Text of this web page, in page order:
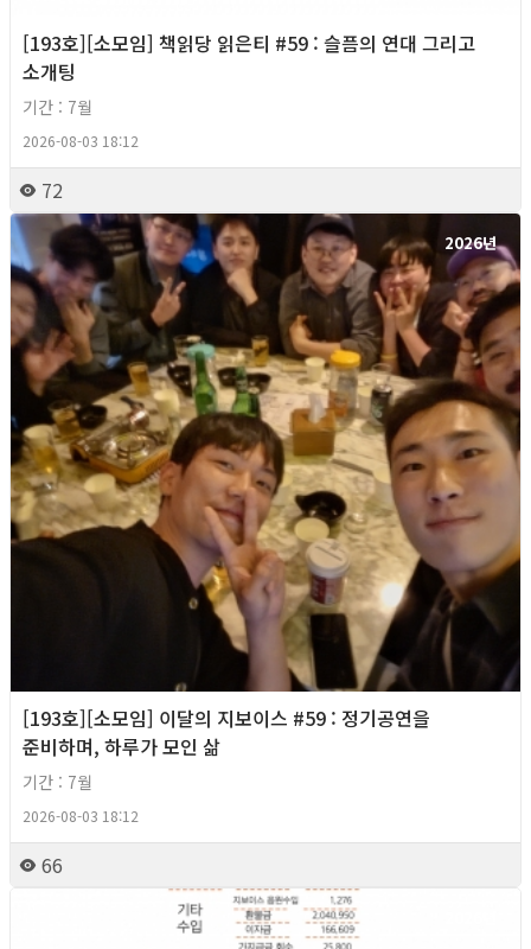
[193호][소모임] 책읽당 읽은티 #59 : 슬픔의 연대 그리고
소개팅
기간 : 7월
2026-08-03 18:12
72
2026년
[193호][소모임] 이달의 지보이스 #59 : 정기공연을
준비하며, 하루가 모인 삶
기간 : 7월
2026-08-03 18:12
66